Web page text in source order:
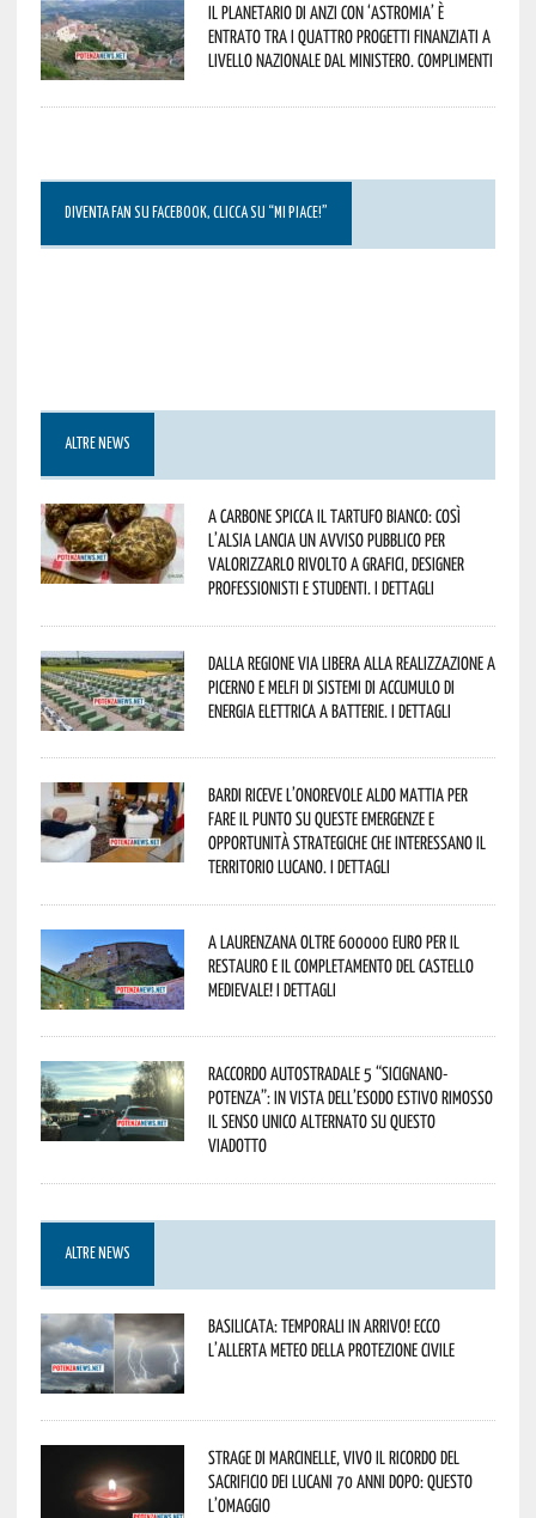
Il Planetario di Anzi con ‘Astromia’ è
entrato tra i quattro progetti finanziati a
livello nazionale dal Ministero. Complimenti
DIVENTA FAN SU FACEBOOK, CLICCA SU “MI PIACE!”
ALTRE NEWS
A Carbone spicca il tartufo bianco: così
l’Alsia lancia un avviso pubblico per
valorizzarlo rivolto a grafici, designer
professionisti e studenti. I dettagli
Dalla Regione via libera alla realizzazione a
Picerno e Melfi di sistemi di accumulo di
energia elettrica a batterie. I dettagli
Bardi riceve l’onorevole Aldo Mattia per
fare il punto su queste emergenze e
opportunità strategiche che interessano il
territorio lucano. I dettagli
A Laurenzana oltre 600000 euro per il
restauro e il completamento del Castello
Medievale! I dettagli
Raccordo Autostradale 5 “Sicignano-
Potenza”: in vista dell’esodo estivo rimosso
il senso unico alternato su questo
viadotto
ALTRE NEWS
Basilicata: temporali in arrivo! Ecco
l’allerta meteo della Protezione civile
Strage di Marcinelle, vivo il ricordo del
sacrificio dei lucani 70 anni dopo: questo
l’omaggio